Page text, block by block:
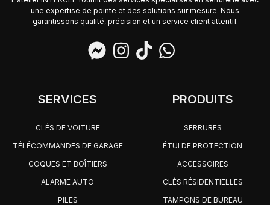
une expertise de pointe et des solutions sur mesure. Nous
garantissons qualité, précision et un service client attentif.
SERVICES
CLÉS DE VOITURE
TÉLÉCOMMANDES DE GARAGE
COQUES ET BOÎTIERS
ALARME AUTO
PILES
PRODUITS
SERRURES
ÉTUI DE PROTECTION
ACCESSOIRES
CLÉS RÉSIDENTIELLES
TAMPONS DE BUREAU